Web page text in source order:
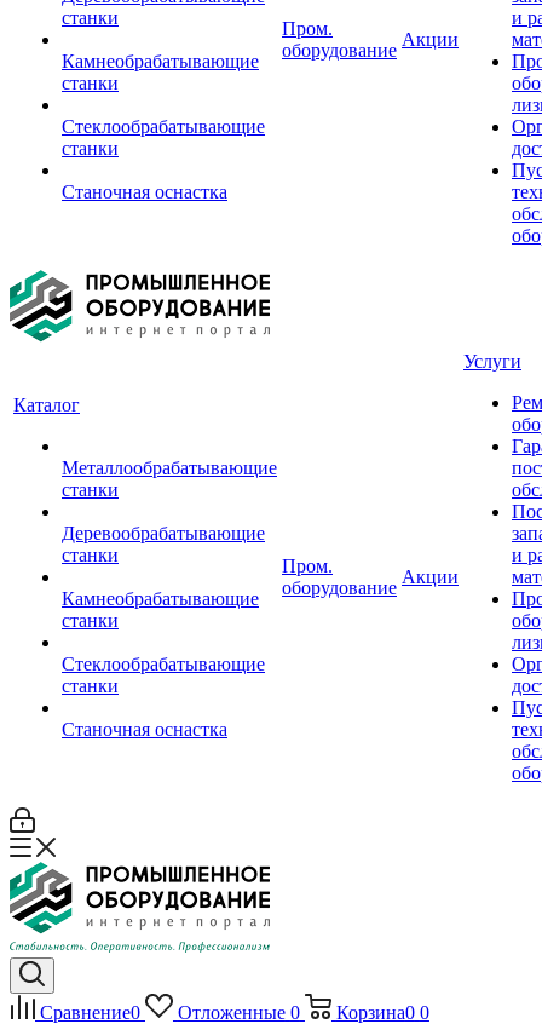
станки
Камнеобрабатывающие
станки
Стеклообрабатывающие
станки
Станочная оснастка
Пром.
оборудование
Акции
и
Каталог
Металлообрабатывающие
станки
Деревообрабатывающие
станки
Камнеобрабатывающие
станки
Стеклообрабатывающие
станки
Станочная оснастка
Пром.
оборудование
Акции
Услуги
и
Сравнение0 Отложенные 0 Корзина0 0